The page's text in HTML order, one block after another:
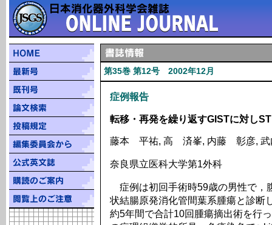
第35巻 第12号 2002年12月
症例報告
転移・再発を繰り返すGISTに対し
藤本 平祐, 高 済峯, 内藤 彰彦,
奈良県立医科大学第1外科
症例は初回手術時59歳の男性で，
状結腸原発消化管間葉系腫瘍と診断
約5年間で合計10回腫瘍摘出術を行